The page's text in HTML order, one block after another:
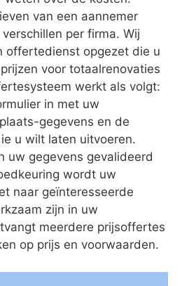
van een aannemer
per firma. Wij
offertedienst opgezet die u
voor totaalrenovaties
werkt als volgt:
in met uw
gegevens en de
u wilt laten uitvoeren.
uw gegevens gevalideerd
wordt uw
naar geïnteresseerde
zijn in uw
meerdere prijsoffertes
op prijs en voorwaarden.